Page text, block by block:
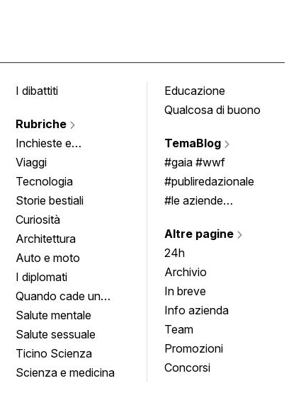
I dibattiti
Rubriche
Inchieste e
approfondimenti
Viaggi
Tecnologia
Storie bestiali
Curiosità
Architettura
Auto e moto
I diplomati
Quando cade un
quadro
Salute mentale
Salute sessuale
Ticino Scienza
Scienza e medicina
Educazione
Qualcosa di buono
TemaBlog
#gaia #wwf
#publiredazionale
#le aziende
Altre pagine
24h
Archivio
In breve
Info azienda
Team
Promozioni
Concorsi